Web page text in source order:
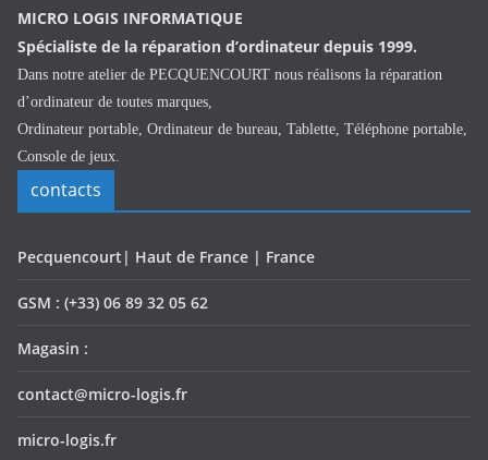
MICRO LOGIS INFORMATIQUE
Spécialiste de la réparation d’ordinateur depuis 1999.
Dans notre atelier de PECQUENCOURT nous réalisons la réparation
d’ordinateur de toutes marques,
Ordinateur portable, Ordinateur de bureau, Tablette, Téléphone portable,
Console de jeux.
contacts
Pecquencourt| Haut de France | France
GSM : (+33) 06 89 32 05 62
Magasin :
contact@micro-logis.fr
micro-logis.fr